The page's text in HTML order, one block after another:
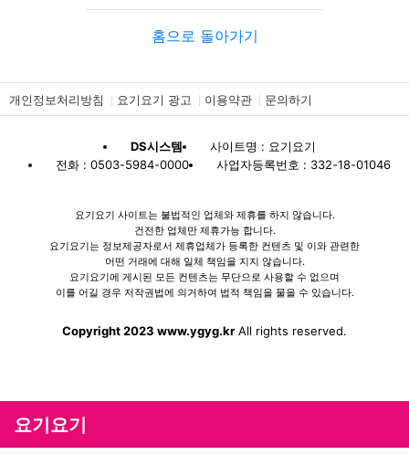
홈으로 돌아가기
개인정보처리방침 요기요기 광고 이용약관 문의하기
DS시스템
사이트명 : 요기요기
전화 : 0503-5984-0000
사업자등록번호 : 332-18-01046
요기요기 사이트는 불법적인 업체와 제휴를 하지 않습니다.
건전한 업체만 제휴가능 합니다.
요기요기는 정보제공자로서 제휴업체가 등록한 컨텐츠 및 이와 관련한
어떤 거래에 대해 일체 책임을 지지 않습니다.
요기요기에 게시된 모든 컨텐츠는 무단으로 사용할 수 없으며
이를 어길 경우 저작권법에 의거하여 법적 책임을 물을 수 있습니다.
Copyright 2023 www.ygyg.kr All rights reserved.
요기요기